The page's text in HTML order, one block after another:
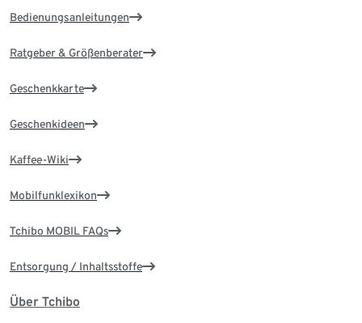
Bedienungsanleitungen
Ratgeber & Größenberater
Geschenkkarte
Geschenkideen
Kaffee-Wiki
Mobilfunklexikon
Tchibo MOBIL FAQs
Entsorgung / Inhaltsstoffe
Über Tchibo